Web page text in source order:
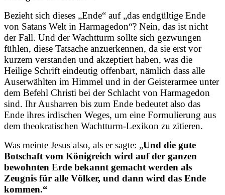
Bezieht sich dieses „Ende“ auf „das endgültige Ende
von Satans Welt in Harmagedon“? Nein, das ist nicht
der Fall. Und der Wachtturm sollte sich gezwungen
fühlen, diese Tatsache anzuerkennen, da sie erst vor
kurzem verstanden und akzeptiert haben, was die
Heilige Schrift eindeutig offenbart, nämlich dass alle
Auserwählten im Himmel und in der Geisterarmee unter
dem Befehl Christi bei der Schlacht von Harmagedon
sind. Ihr Ausharren bis zum Ende bedeutet also das
Ende ihres irdischen Weges, um eine Formulierung aus
dem theokratischen Wachtturm-Lexikon zu zitieren.
Was meinte Jesus also, als er sagte: „Und die gute
Botschaft vom Königreich wird auf der ganzen
bewohnten Erde bekannt gemacht werden als
Zeugnis für alle Völker, und dann wird das Ende
kommen.“